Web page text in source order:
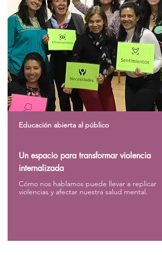
Educación abierta al público
Un espacio para transformar violencia
internalizada
Cómo nos hablamos puede llevar a replicar
violencias y afectar nuestra salud mental.